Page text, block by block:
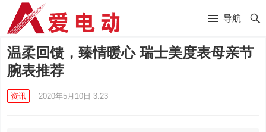
导航
温柔回馈，臻情暖心 瑞士美度表母亲节
腕表推荐
资讯 2020年5月10日 3:23